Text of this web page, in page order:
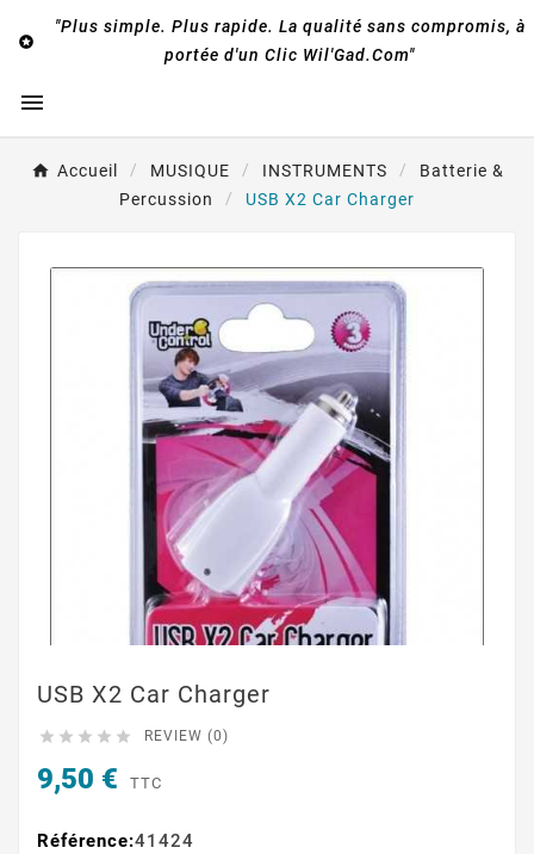

"Plus simple. Plus rapide. La qualité sans compromis, à
portée d'un Clic Wil'Gad.Com"

Accueil MUSIQUE INSTRUMENTS
Batterie &
Percussion
USB X2 Car Charger
USB X2 Car Charger
     REVIEW (0)
9,50 € TTC
Référence:41424